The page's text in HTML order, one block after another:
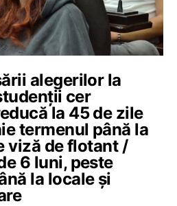
alegerilor la
cer
la 45 de zile
termenul până la
viză de flotant /
6 luni, peste
la locale și